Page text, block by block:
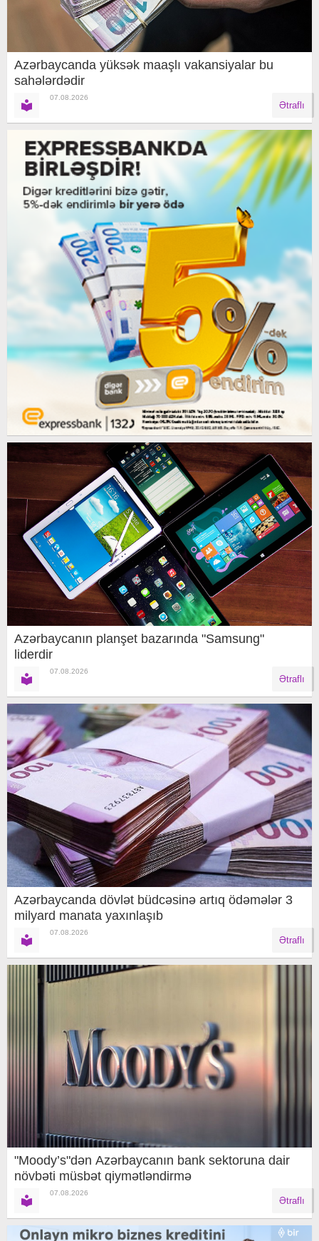
Azərbaycanda yüksək maaşlı vakansiyalar bu
sahələrdədir
07.08.2026
Ətraflı
Azərbaycanın planşet bazarında "Samsung"
liderdir
07.08.2026
Ətraflı
Azərbaycanda dövlət büdcəsinə artıq ödəmələr 3
milyard manata yaxınlaşıb
07.08.2026
Ətraflı
"Moody’s"dən Azərbaycanın bank sektoruna dair
növbəti müsbət qiymətləndirmə
07.08.2026
Ətraflı